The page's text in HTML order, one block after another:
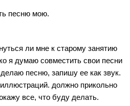
песню мою.
ли мне к старому занятию
я думаю совместить свои песни
песню, запишу ее как звук.
должно прикольно
все, что буду делать.